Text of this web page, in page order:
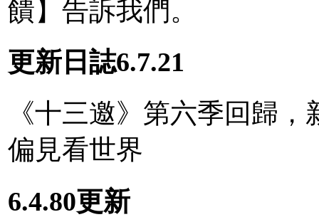
饋】告訴我們。
更新日誌6.7.21
《十三邀》第六季回歸
偏見看世界
6.4.80更新